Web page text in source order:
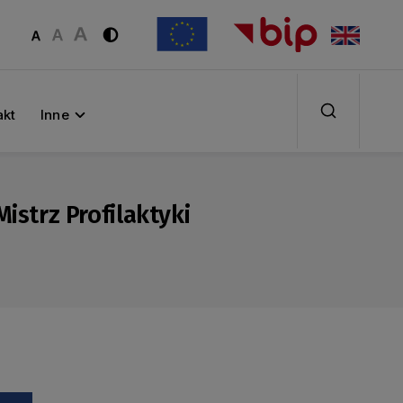
Inne
Profilaktyki